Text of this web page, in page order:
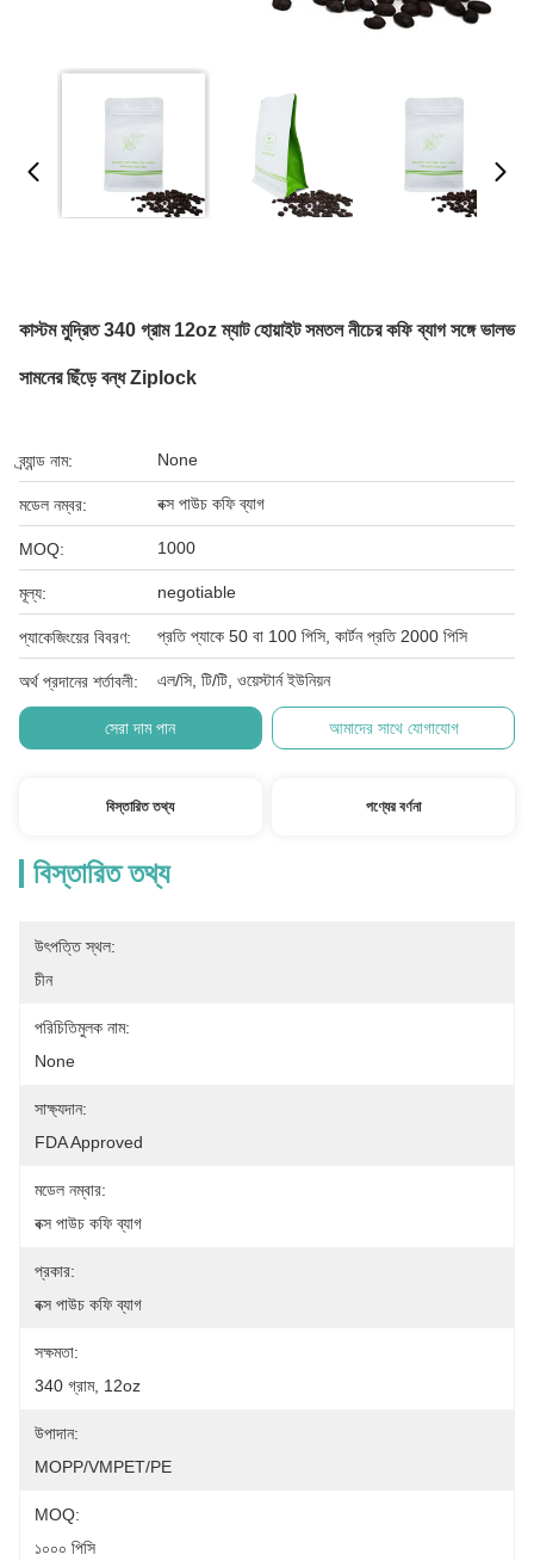
কাস্টম মুদ্রিত 340 গ্রাম 12oz ম্যাট হোয়াইট সমতল নীচের কফি ব্যাগ সঙ্গে ভালভ
সামনের ছিঁড়ে বন্ধ Ziplock
ব্র্যান্ড নাম: None
মডেল নম্বর: বক্স পাউচ কফি ব্যাগ
MOQ: 1000
মূল্য: negotiable
প্যাকেজিংয়ের বিবরণ: প্রতি প্যাকে 50 বা 100 পিসি, কার্টন প্রতি 2000 পিসি
অর্থ প্রদানের শর্তাবলী: এল/সি, টি/টি, ওয়েস্টার্ন ইউনিয়ন
সেরা দাম পান আমাদের সাথে যোগাযোগ
বিস্তারিত তথ্য পণ্যের বর্ণনা
বিস্তারিত তথ্য
উৎপত্তি স্থল:
চীন
পরিচিতিমুলক নাম:
None
সাক্ষ্যদান:
FDA Approved
মডেল নম্বার:
বক্স পাউচ কফি ব্যাগ
প্রকার:
বক্স পাউচ কফি ব্যাগ
সক্ষমতা:
340 গ্রাম, 12oz
উপাদান:
MOPP/VMPET/PE
MOQ:
১০০০ পিসি